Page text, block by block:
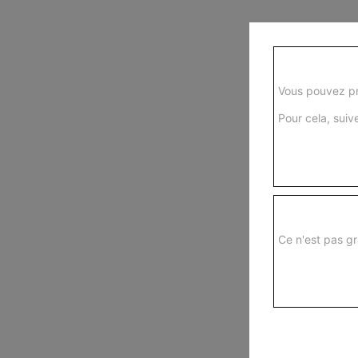
Vous pouvez
Pour cela,
Ce n'est pas